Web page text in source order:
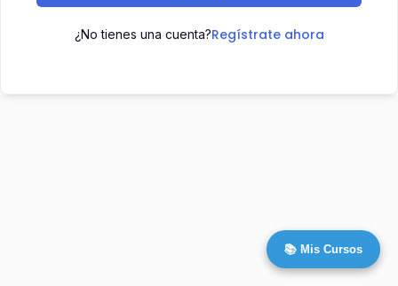
¿No tienes una cuenta?Regístrate ahora
📚 Mis Cursos